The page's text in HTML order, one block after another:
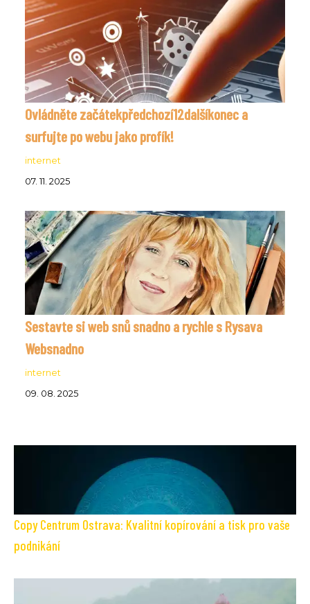
Ovládněte začátekpředchozí12dalšíkonec a
surfujte po webu jako profík!
internet
07. 11. 2025
Sestavte si web snů snadno a rychle s Rysava
Websnadno
internet
09. 08. 2025
Copy Centrum Ostrava: Kvalitní kopírování a tisk pro vaše
podnikání